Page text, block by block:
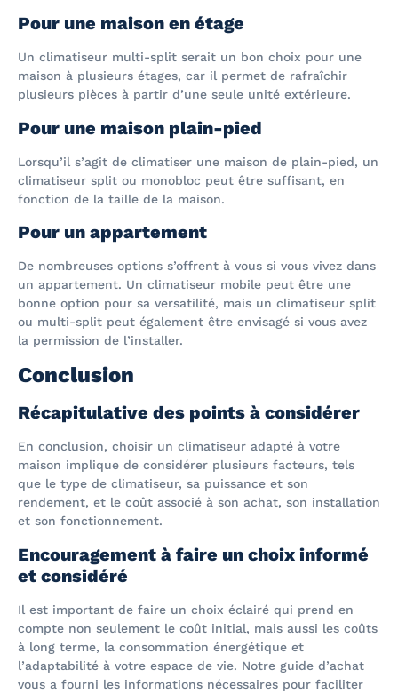
Pour une maison en étage
Un climatiseur multi-split serait un bon choix pour une
maison à plusieurs étages, car il permet de rafraîchir
plusieurs pièces à partir d’une seule unité extérieure.
Pour une maison plain-pied
Lorsqu’il s’agit de climatiser une maison de plain-pied, un
climatiseur split ou monobloc peut être suffisant, en
fonction de la taille de la maison.
Pour un appartement
De nombreuses options s’offrent à vous si vous vivez dans
un appartement. Un climatiseur mobile peut être une
bonne option pour sa versatilité, mais un climatiseur split
ou multi-split peut également être envisagé si vous avez
la permission de l’installer.
Conclusion
Récapitulative des points à considérer
En conclusion, choisir un climatiseur adapté à votre
maison implique de considérer plusieurs facteurs, tels
que le type de climatiseur, sa puissance et son
rendement, et le coût associé à son achat, son installation
et son fonctionnement.
Encouragement à faire un choix informé
et considéré
Il est important de faire un choix éclairé qui prend en
compte non seulement le coût initial, mais aussi les coûts
à long terme, la consommation énergétique et
l’adaptabilité à votre espace de vie. Notre guide d’achat
vous a fourni les informations nécessaires pour faciliter